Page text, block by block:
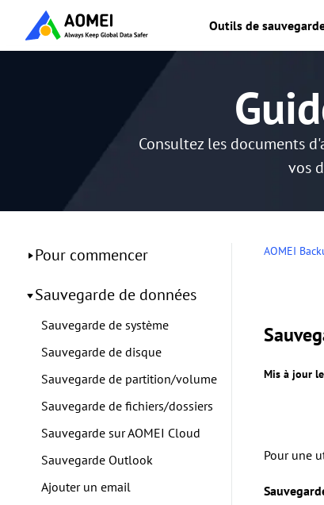
Outils de
Consultez les documents
vos
Pour commencer
Sauvegarde de données
Sauvegarde de système
Sauvegarde de disque
Sauvegarde de partition/volume
Sauvegarde de fichiers/dossiers
Sauvegarde sur AOMEI Cloud
Sauvegarde Outlook
Ajouter un email
AOMEI
Mis à jour
Pour une